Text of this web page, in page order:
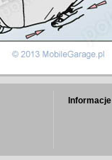
Informacje